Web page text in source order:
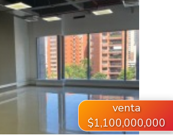
VER INMUEBLE
venta
$1,100,000,000